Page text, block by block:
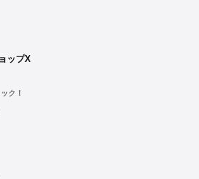
ップX
ク！